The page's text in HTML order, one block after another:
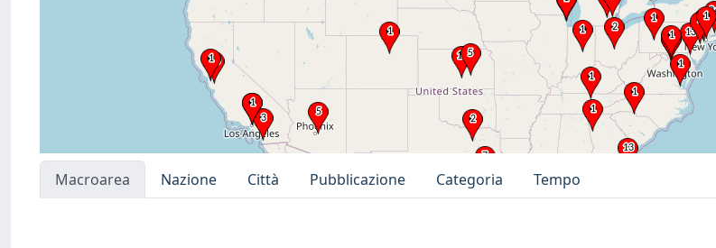
Macroarea Nazione Città Pubblicazione Categoria
Tempo